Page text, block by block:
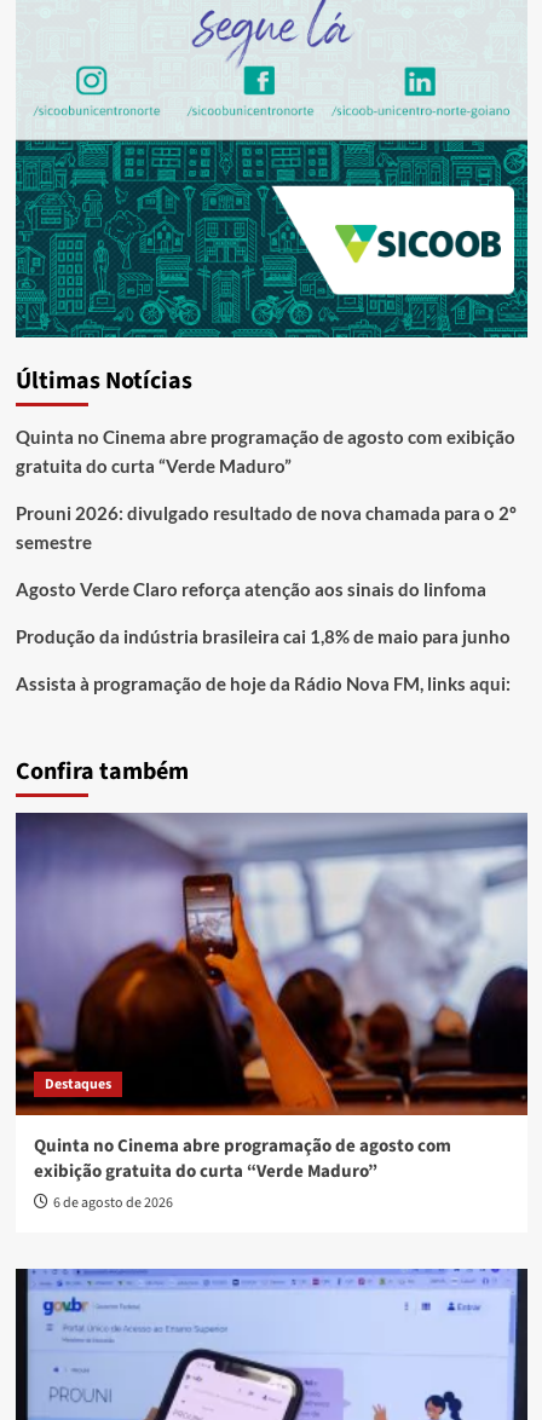
Últimas Notícias
Quinta no Cinema abre programação de agosto com exibição
gratuita do curta “Verde Maduro”
Prouni 2026: divulgado resultado de nova chamada para o 2º
semestre
Agosto Verde Claro reforça atenção aos sinais do linfoma
Produção da indústria brasileira cai 1,8% de maio para junho
Assista à programação de hoje da Rádio Nova FM, links aqui:
Confira também
Destaques
Quinta no Cinema abre programação de agosto com
exibição gratuita do curta “Verde Maduro”
6 de agosto de 2026